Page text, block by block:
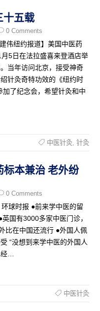
十五载
0 Comments
伟纽约报道】美国中医药
5日在法拉盛喜来登酒店举
当年访问北京，接受神奇
针灸奇特功效的《纽约时
加了纪念会，希望针灸和中
中医针灸, 针灸
标本兼治 老外纷
0 Comments
球时报 ●前来学中医的留
国有3000多家中医门诊，
比在中国还流行 ●外国人佩
“没想到来学中医的外国人
…
中医针灸